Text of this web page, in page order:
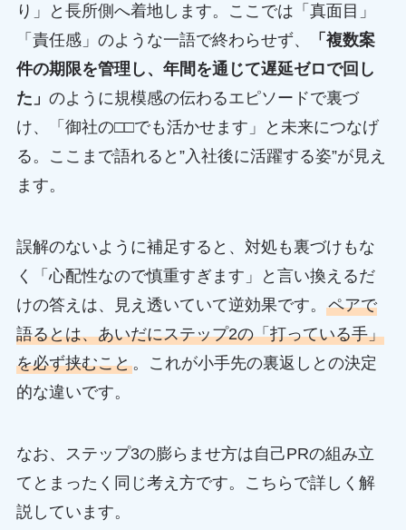
り」と長所側へ着地します。ここでは「真面目」
「責任感」のような一語で終わらせず、
「複数案
件の期限を管理し、年間を通じて遅延ゼロで回し
た」 のように規模感の伝わるエピソードで裏づ
け、「御社の□□でも活かせます」と未来につなげ
る。ここまで語れると”入社後に活躍する姿”が見え
ます。
誤解のないように補足すると、対処も裏づけもな
く「心配性なので慎重すぎます」と言い換えるだ
けの答えは、見え透いていて逆効果です。 ペアで
語るとは、あいだにステップ2の「打っている手」
を必ず挟むこと。これが小手先の裏返しとの決定
的な違いです。
なお、ステップ3の膨らませ方は自己PRの組み立
てとまったく同じ考え方です。こちらで詳しく解
説しています。